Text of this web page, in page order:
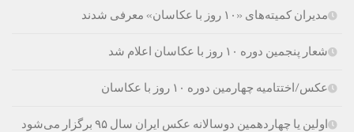
مدیران کمیته‌های «۱۰ روز با عکاسان» معرفی شدند
شعار پنجمين دوره ۱۰ روز با عكاسان اعلام شد
عکس/اختتامیه چهارمین دوره ۱۰ روز با عکاسان
اولین یا چهاردهمین دوسالانه عکس ایران سال ۹۵ برگزار می‌شود